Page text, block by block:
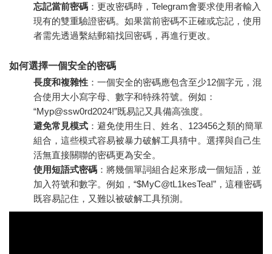
忘記當前密碼 ：更改密碼時，Telegram會要求使用者輸入
現有的雙重驗證密碼。如果當前密碼不正確或忘記，使用
者需先透過繫結郵箱找回密碼，再進行更改。
如何選擇一個安全的密碼
長度和複雜性 ：一個安全的密碼應包含至少12個字元，混
合使用大小寫字母、數字和特殊符號。例如：
“Myp@ssw0rd2024!”既易記又具備高強度。
避免常見模式 ：避免使用生日、姓名、123456之類的簡單
組合，這些模式容易被暴力破解工具猜中。選擇與自己生
活無直接關聯的密碼更為安全。
使用短語式密碼 ：將幾個單詞組合起來形成一個短語，並
加入符號和數字。例如，“$MyC@tL1kesTea!”，這種密碼
既容易記住，又難以被破解工具預測。